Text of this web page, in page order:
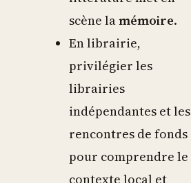
scène lamémoire.
En librairie,
privilégier les
librairies
indépendantes et les
rencontres de fonds
pour comprendre le
contexte local et